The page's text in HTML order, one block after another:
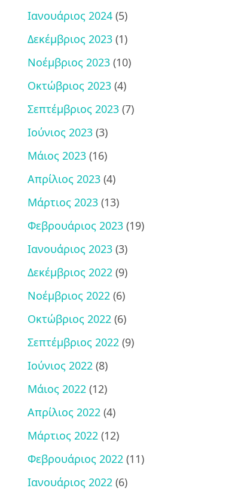
Ιανουάριος 2024 (5)
Δεκέμβριος 2023 (1)
Νοέμβριος 2023 (10)
Οκτώβριος 2023 (4)
Σεπτέμβριος 2023 (7)
Ιούνιος 2023 (3)
Μάιος 2023 (16)
Απρίλιος 2023 (4)
Μάρτιος 2023 (13)
Φεβρουάριος 2023 (19)
Ιανουάριος 2023 (3)
Δεκέμβριος 2022 (9)
Νοέμβριος 2022 (6)
Οκτώβριος 2022 (6)
Σεπτέμβριος 2022 (9)
Ιούνιος 2022 (8)
Μάιος 2022 (12)
Απρίλιος 2022 (4)
Μάρτιος 2022 (12)
Φεβρουάριος 2022 (11)
Ιανουάριος 2022 (6)